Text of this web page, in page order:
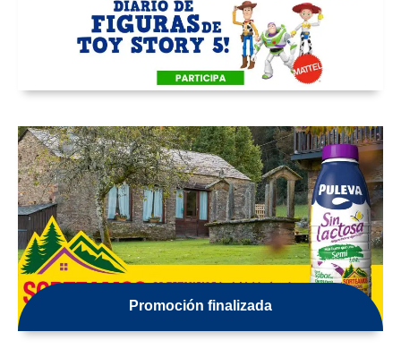
Promoción finalizada